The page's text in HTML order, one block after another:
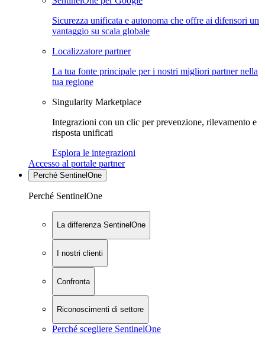
Sicurezza unificata e autonoma che offre ai difensori un
vantaggio su scala globale
Localizzatore partner
La tua fonte principale per i nostri migliori partner nella
tua regione
Singularity Marketplace
Integrazioni con un clic per prevenzione, rilevamento e
risposta unificati
Esplora le integrazioni
Accesso al portale partner
Perché SentinelOne
Perché SentinelOne
La differenza SentinelOne
I nostri clienti
Confronta
Riconoscimenti di settore
Perché scegliere SentinelOne